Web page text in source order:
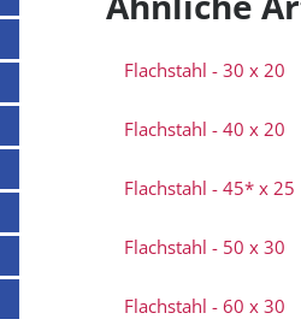
Flachstahl - 30 x 20
Flachstahl - 40 x 20
Flachstahl - 45* x 25
Flachstahl - 50 x 30
Flachstahl - 60 x 30